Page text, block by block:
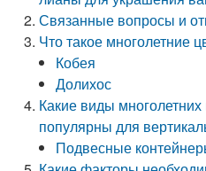
Связанные вопросы и
Что такое многолетние
Кобея
Долихос
Какие виды
популярны для
Подвесные